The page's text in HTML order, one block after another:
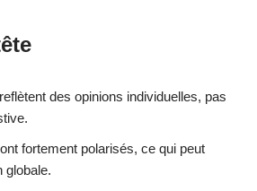
des opinions individuelles, pas
fortement polarisés, ce qui peut
globale.